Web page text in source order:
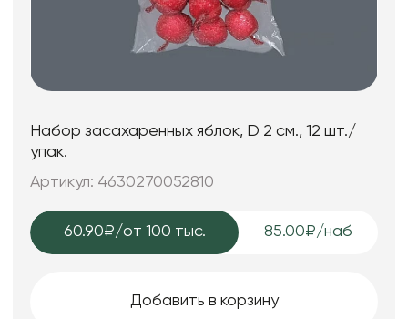
Набор засахаренных яблок, D 2 см., 12 шт./
упак.
Артикул: 4630270052810
60.90₽/от 100 тыс. 85.00₽/наб
Добавить в корзину